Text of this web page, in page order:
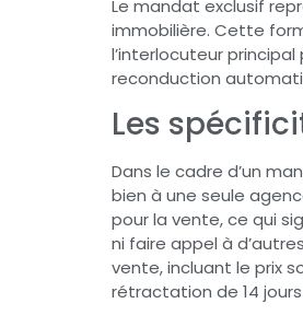
Le mandat exclusif
immobilière. Cette
l’interlocuteur
reconduction
Les
Dans le cadre d’un
bien à une seule
pour la vente, ce qui
ni faire appel à
vente, incluant le prix
rétractation de 14